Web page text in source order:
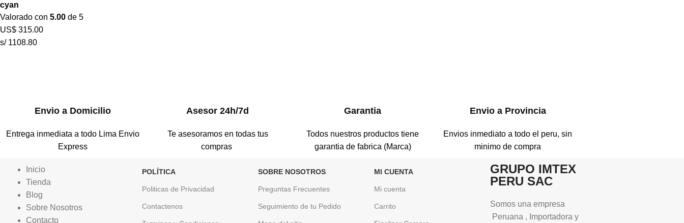
cyan
Valorado con 5.00 de 5
US$ 315.00
s/ 1108.80
Envio a Domicilio
Entrega inmediata a todo Lima Envio
Express
Asesor 24h/7d
Te asesoramos en todas tus
compras
Garantia
Todos nuestros productos tiene
garantia de fabrica (Marca)
Envio a Provincia
Envios inmediato a todo el peru, sin
minimo de compra
Inicio
Tienda
Blog
Sobre Nosotros
Contacto
POLÍTICA
Politicas de Privacidad
Contactenos
SOBRE NOSOTROS
Preguntas Frecuentes
Seguimiento de tu Pedido
MI CUENTA
Mi cuenta
Carrito
GRUPO IMTEX
PERU SAC
Somos una empresa
Peruana , Importadora y